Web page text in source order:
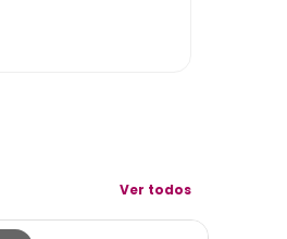
Ver todos